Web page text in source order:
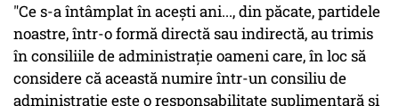
"Ce s-a întâmplat în aceşti ani..., din păcate, partidele
noastre, într-o formă directă sau indirectă, au trimis
în consiliile de administraţie oameni care, în loc să
considere că această numire într-un consiliu de
administraţie este o responsabilitate suplimentară şi